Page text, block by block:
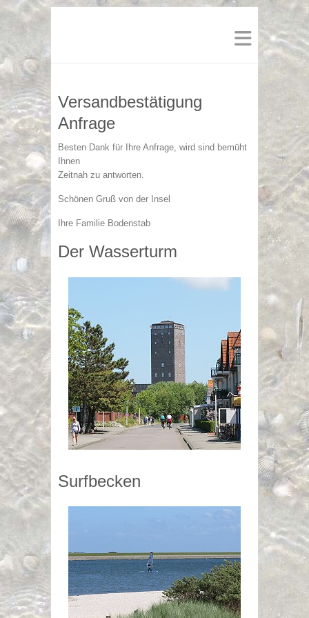
Versandbestätigung
Anfrage
Besten Dank für Ihre Anfrage, wird sind bemüht
Ihnen
Zeitnah zu antworten.
Schönen Gruß von der Insel
Ihre Familie Bodenstab
Der Wasserturm
Surfbecken